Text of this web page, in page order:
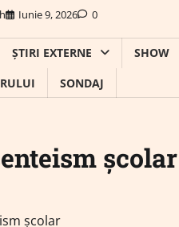
Iunie 9, 2026 0
ȘTIRI EXTERNE SHOW
SONDAJ
școlar
școlar